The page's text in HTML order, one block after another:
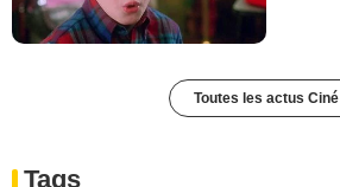
Toutes les actus Ciné
Tags